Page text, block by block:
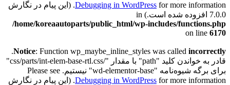
Debugging in WordPressfor more information. (این پیام در نگارش
7.0.0 افزوده شده است.) in
/home/koreaautoparts/public_html/wp-includes/functions.php
on line 6170
Notice: Function wp_maybe_inline_styles was called incorrectly
.
قادر به خواندن کلید "path" با مقدار "/css/parts/int-elem-base-rtl.css"
برای برگه شیوه‌نامه "wd-elementor-base" نیستیم. Please see
Debugging in WordPressfor more information. (این پیام در نگارش